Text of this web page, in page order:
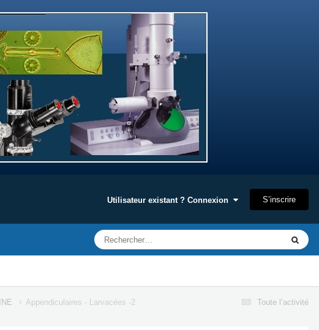
Utilisateur existant ? Connexion S’inscrire
Toute l’activité
Appendiculaires - Larvacées -2